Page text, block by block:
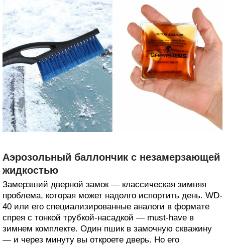
Аэрозольный баллончик с незамерзающей
жидкостью
Замерзший дверной замок — классическая зимняя
проблема, которая может надолго испортить день. WD-
40 или его специализированные аналоги в формате
спрея с тонкой трубкой-насадкой — must-have в
зимнем комплекте. Один пшик в замочную скважину
— и через минуту вы откроете дверь. Но его